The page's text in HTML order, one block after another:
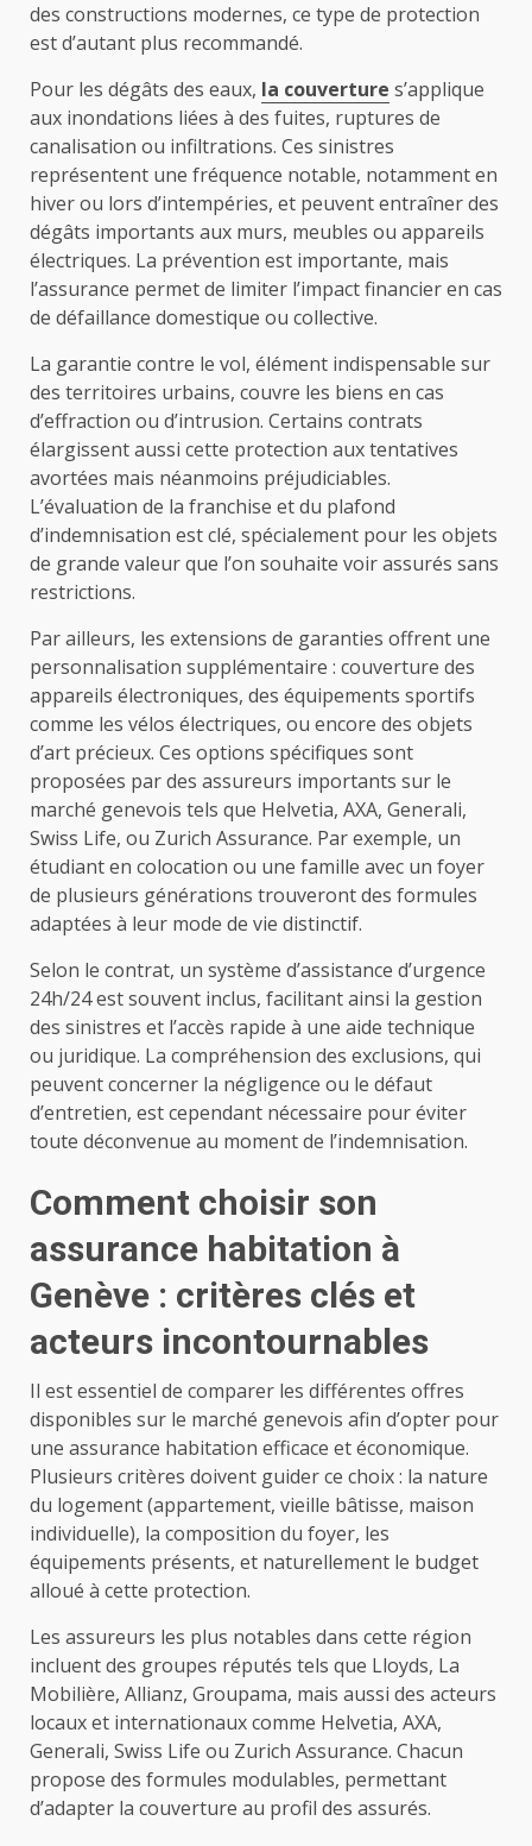
des constructions modernes, ce type de protection
est d’autant plus recommandé.
Pour les dégâts des eaux, la couverture s’applique
aux inondations liées à des fuites, ruptures de
canalisation ou infiltrations. Ces sinistres
représentent une fréquence notable, notamment en
hiver ou lors d’intempéries, et peuvent entraîner des
dégâts importants aux murs, meubles ou appareils
électriques. La prévention est importante, mais
l’assurance permet de limiter l’impact financier en cas
de défaillance domestique ou collective.
La garantie contre le vol, élément indispensable sur
des territoires urbains, couvre les biens en cas
d’effraction ou d’intrusion. Certains contrats
élargissent aussi cette protection aux tentatives
avortées mais néanmoins préjudiciables.
L’évaluation de la franchise et du plafond
d’indemnisation est clé, spécialement pour les objets
de grande valeur que l’on souhaite voir assurés sans
restrictions.
Par ailleurs, les extensions de garanties offrent une
personnalisation supplémentaire : couverture des
appareils électroniques, des équipements sportifs
comme les vélos électriques, ou encore des objets
d’art précieux. Ces options spécifiques sont
proposées par des assureurs importants sur le
marché genevois tels que Helvetia, AXA, Generali,
Swiss Life, ou Zurich Assurance. Par exemple, un
étudiant en colocation ou une famille avec un foyer
de plusieurs générations trouveront des formules
adaptées à leur mode de vie distinctif.
Selon le contrat, un système d’assistance d’urgence
24h/24 est souvent inclus, facilitant ainsi la gestion
des sinistres et l’accès rapide à une aide technique
ou juridique. La compréhension des exclusions, qui
peuvent concerner la négligence ou le défaut
d’entretien, est cependant nécessaire pour éviter
toute déconvenue au moment de l’indemnisation.
Comment choisir son
assurance habitation à
Genève : critères clés et
acteurs incontournables
Il est essentiel de comparer les différentes offres
disponibles sur le marché genevois afin d’opter pour
une assurance habitation efficace et économique.
Plusieurs critères doivent guider ce choix : la nature
du logement (appartement, vieille bâtisse, maison
individuelle), la composition du foyer, les
équipements présents, et naturellement le budget
alloué à cette protection.
Les assureurs les plus notables dans cette région
incluent des groupes réputés tels que Lloyds, La
Mobilière, Allianz, Groupama, mais aussi des acteurs
locaux et internationaux comme Helvetia, AXA,
Generali, Swiss Life ou Zurich Assurance. Chacun
propose des formules modulables, permettant
d’adapter la couverture au profil des assurés.